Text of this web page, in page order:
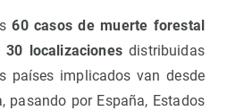
60 casos de muerte forestal
30 localizacionesdistribuidas
países implicados van desde
pasando por España, Estados